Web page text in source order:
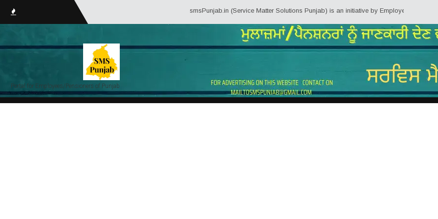
smsPunjab.in (Service Matter Solutions Punjab) is an initiative by Employees/Pensioners of
Portal for Employees/Pensioners of Punjab